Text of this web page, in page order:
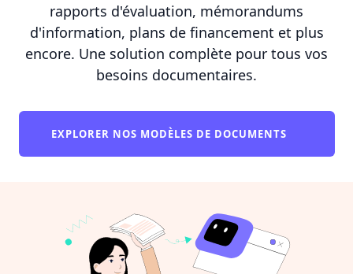
rapports d'évaluation, mémorandums
d'information, plans de financement et plus
encore. Une solution complète pour tous vos
besoins documentaires.
EXPLORER NOS MODÈLES DE DOCUMENTS